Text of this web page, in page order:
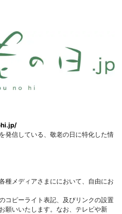
発信している、敬老の日に特化した情
種メディアさまににおいて、自由にお
コピーライト表記、及びリンクの設置
願いいたします。なお、テレビや新